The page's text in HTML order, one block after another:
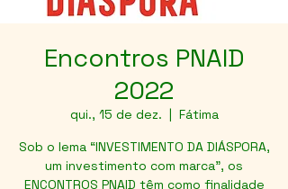
Encontros PNAID
2022
qui., 15 de dez.
  |
Fátima
Sob o lema “INVESTIMENTO DA DIÁSPORA,
um investimento com marca”, os
ENCONTROS PNAID têm como finalidade